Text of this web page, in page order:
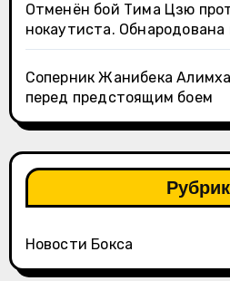
Отменён бой Тима Цзю
нокаутиста. Обнародована
Соперник Жанибека
перед предстоящим боем
Новости Бокса